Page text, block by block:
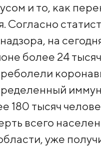
и то, как
Согласно
на
более 24 тысяч
180 тысяч
всего
уже